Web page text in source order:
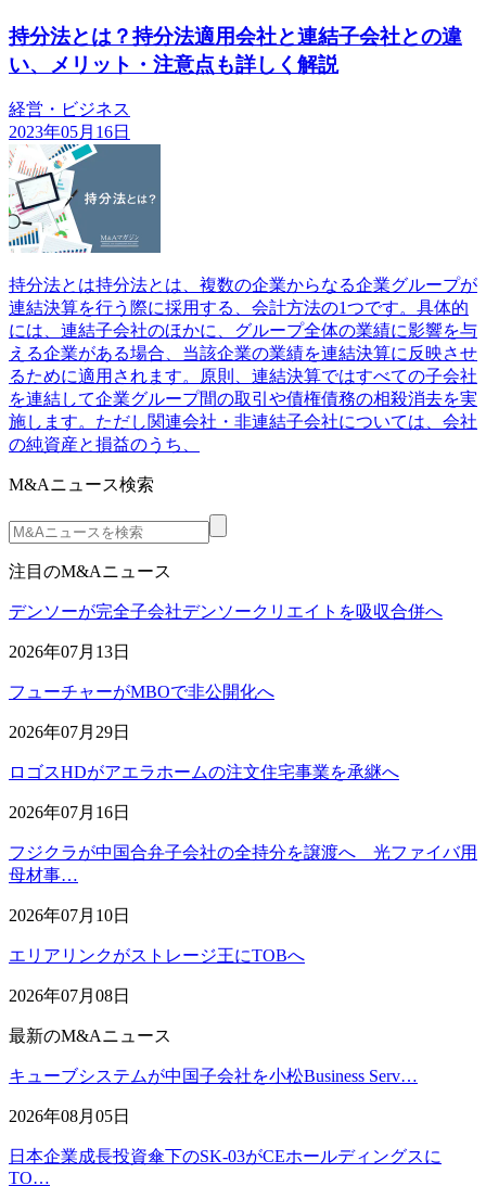
持分法とは？持分法適用会社と連結子会社との違
い、メリット・注意点も詳しく解説
経営・ビジネス
2023年05月16日
持分法とは持分法とは、複数の企業からなる企業グループが
連結決算を行う際に採用する、会計方法の1つです。具体的
には、連結子会社のほかに、グループ全体の業績に影響を与
える企業がある場合、当該企業の業績を連結決算に反映させ
るために適用されます。原則、連結決算ではすべての子会社
を連結して企業グループ間の取引や債権債務の相殺消去を実
施します。ただし関連会社・非連結子会社については、会社
の純資産と損益のうち、
M&Aニュース検索
注目のM&Aニュース
デンソーが完全子会社デンソークリエイトを吸収合併へ
2026年07月13日
フューチャーがMBOで非公開化へ
2026年07月29日
ロゴスHDがアエラホームの注文住宅事業を承継へ
2026年07月16日
フジクラが中国合弁子会社の全持分を譲渡へ 光ファイバ用
母材事…
2026年07月10日
エリアリンクがストレージ王にTOBへ
2026年07月08日
最新のM&Aニュース
キューブシステムが中国子会社を小松Business Serv…
2026年08月05日
日本企業成長投資傘下のSK-03がCEホールディングスに
TO…